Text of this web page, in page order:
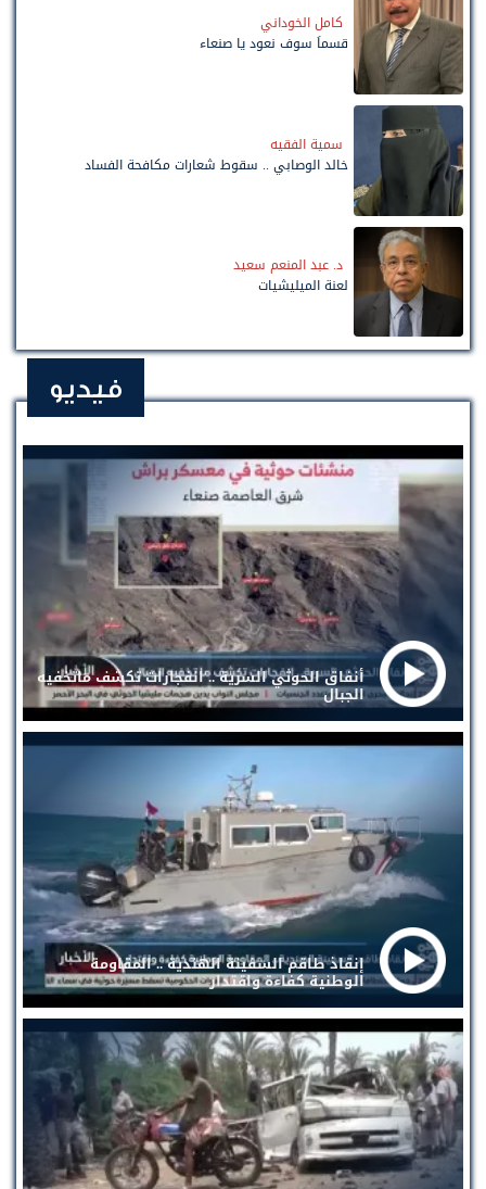
كامل الخوداني
قسماً سوف نعود يا صنعاء
سمية الفقيه
خالد الوصابي .. سقوط شعارات مكافحة الفساد
د. عبد المنعم سعيد
لعنة الميليشيات
فيديو
أنفاق الحوثي السرية .. انفجارات تكشف ماتخفيه
الجبال
إنقاذ طاقم السفينة الهندية .. المقاومة
الوطنية كفاءة واقتدار